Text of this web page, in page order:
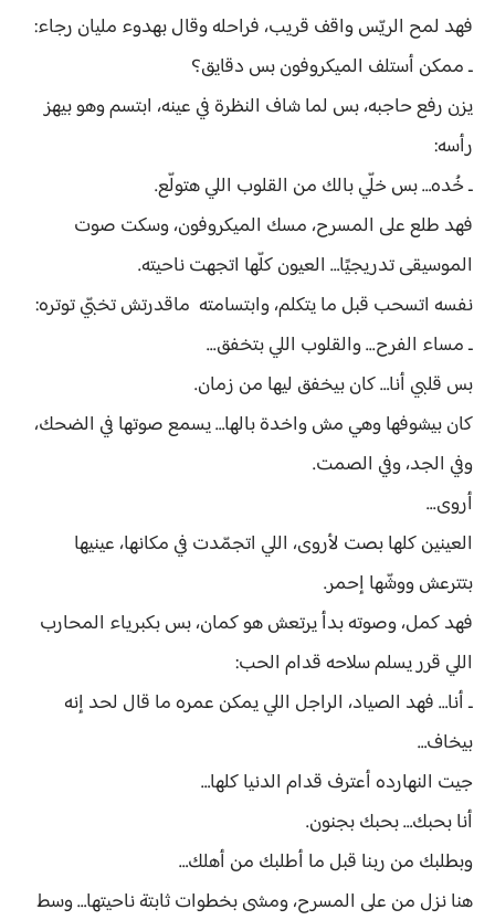
فهد لمح الريّس واقف قريب، فراحله وقال بهدوء مليان رجاء:
ـ ممكن أستلف الميكروفون بس دقايق؟
يزن رفع حاجبه، بس لما شاف النظرة في عينه، ابتسم وهو بيهز
رأسه:
ـ خُده… بس خلّي بالك من القلوب اللي هتولّع.
فهد طلع على المسرح، مسك الميكروفون، وسكت صوت
الموسيقى تدريجيًا… العيون كلّها اتجهت ناحيته.
نفسه اتسحب قبل ما يتكلم، وابتسامته ماقدرتش تخبّي توتره:
ـ مساء الفرح... والقلوب اللي بتخفق...
بس قلبي أنا… كان بيخفق ليها من زمان.
كان بيشوفها وهي مش واخدة بالها… يسمع صوتها في الضحك،
وفي الجد، وفي الصمت.
أروى...
العينين كلها بصت لأروى، اللي اتجمّدت في مكانها، عينيها
بتترعش ووشّها إحمر.
فهد كمل، وصوته بدأ يرتعش هو كمان، بس بكبرياء المحارب
اللي قرر يسلم سلاحه قدام الحب:
ـ أنا… فهد الصياد، الراجل اللي يمكن عمره ما قال لحد إنه
بيخاف…
جيت النهارده أعترف قدام الدنيا كلها…
أنا بحبك… بحبك بجنون.
وبطلبك من ربنا قبل ما أطلبك من أهلك…
هنا نزل من على المسرح، ومشى بخطوات ثابتة ناحيتها… وسط